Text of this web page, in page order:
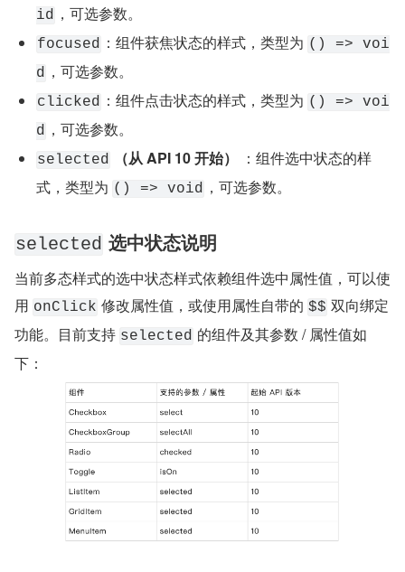
id​ ​，可选参数。
​focused​ ​​：组件获焦状态的样式，类型为 ​ ​() => voi
d​ ​，可选参数。
​clicked​ ​​：组件点击状态的样式，类型为 ​ ​() => voi
d​ ​，可选参数。
​selected​ （从 API 10 开始）
：组件选中状态的样
式，类型为 ​ ​() => void​ ​，可选参数。
​selected​ ​ 选中状态说明
当前多态样式的选中状态样式依赖组件选中属性值，可以使
用 ​ ​onClick​ ​​ 修改属性值，或使用属性自带的 ​ ​$$​ ​​ 双向绑定
功能。目前支持 ​ ​selected​ ​ 的组件及其参数 / 属性值如
下：